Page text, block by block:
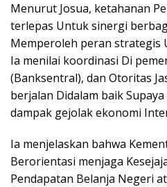
Menurut Josua, ketahanan
terlepas Untuk sinergi
Memperoleh peran strategis
Ia menilai koordinasi Di
(Banksentral), dan Otoritas
berjalan Didalam baik
dampak gejolak ekonomi
Ia menjelaskan bahwa
Berorientasi menjaga
Pendapatan Belanja Negeri